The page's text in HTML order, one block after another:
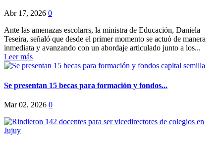
Abr 17, 2026 0
Ante las amenazas escolarrs, la ministra de Educación, Daniela
Teseira, señaló que desde el primer momento se actuó de manera
inmediata y avanzando con un abordaje articulado junto a los...
Leer más
Se presentan 15 becas para formación y fondos...
Mar 02, 2026 0